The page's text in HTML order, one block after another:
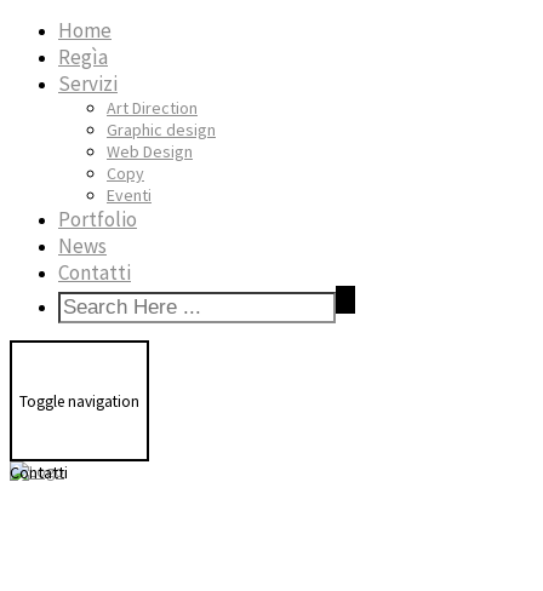
Home
Regìa
Servizi
Art Direction
Graphic design
Web Design
Copy
Eventi
Portfolio
News
Contatti
Toggle navigation
Contatti